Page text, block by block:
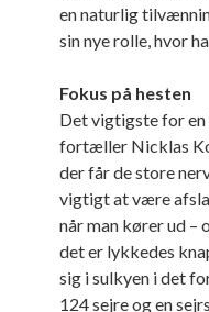
en naturlig
sin nye rolle, hvor
Fokus på hesten
Det vigtigste for en
fortæller Nicklas
der får de store
vigtigt at være
når man kører ud –
det er lykkedes
sig i sulkyen i det
124 sejre og en